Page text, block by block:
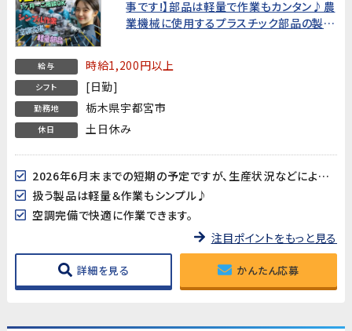
事です!】部品は軽量で作業もカンタン♪農
業機械に使用するプラスチック部品の製造
給与 時給1,200円以上
シフト [日勤]
勤務地 栃木県宇都宮市
休日 土日休み
2026年6月末までの短期の予定ですが、生産状況などにより延長の可能性もあります。【就業期間については最短1か月～ご相談可能です】
扱う製品は軽量＆作業もシンプル♪
空調完備で快適に作業できます。
注目ポイントをもっと見る
詳細を見る かんたん応募